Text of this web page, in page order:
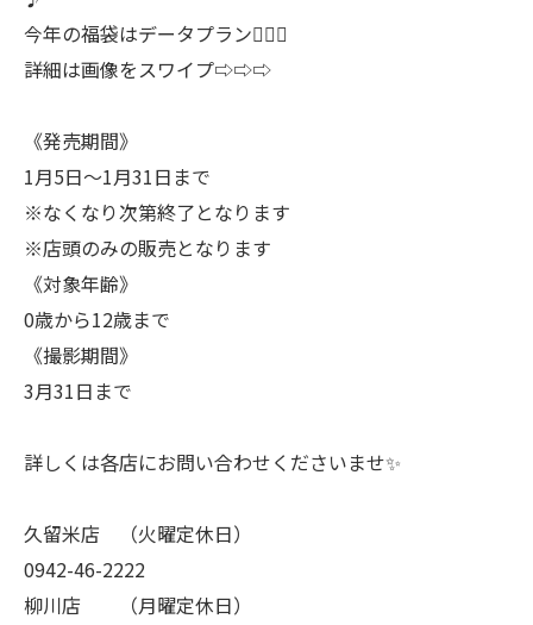
今年の福袋はデータプラン💁🏻‍♀️
詳細は画像をスワイプ⇨⇨⇨
《発売期間》
1月5日〜1月31日まで
※なくなり次第終了となります
※店頭のみの販売となります
《対象年齢》
0歳から12歳まで
《撮影期間》
3月31日まで
詳しくは各店にお問い合わせくださいませ✨
久留米店 （火曜定休日）
0942-46-2222
柳川店 （月曜定休日）